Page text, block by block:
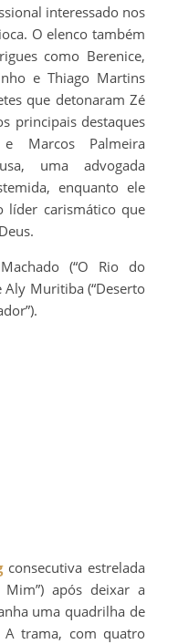
interessado nos
O elenco também
como Berenice,
e Thiago Martins
que detonaram Zé
principais destaques
Marcos Palmeira
uma advogada
enquanto ele
líder carismático que
(“O Rio do
Aly Muritiba (“Deserto
consecutiva estrelada
Mim”) após deixar a
uma quadrilha de
A trama, com quatro